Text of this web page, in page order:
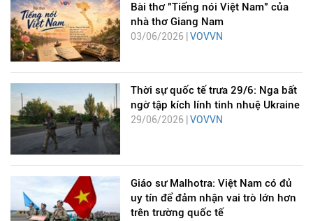
Bài thơ "Tiếng nói Việt Nam" của
nhà thơ Giang Nam
03/06/2026 | VOVVN
Thời sự quốc tế trưa 29/6: Nga bất
ngờ tập kích lính tinh nhuệ Ukraine
29/06/2026 | VOVVN
Giáo sư Malhotra: Việt Nam có đủ
uy tín để đảm nhận vai trò lớn hơn
trên trường quốc tế